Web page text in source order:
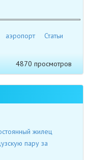
аэропорт
Статьи
4870 просмотров
жилец
пару за